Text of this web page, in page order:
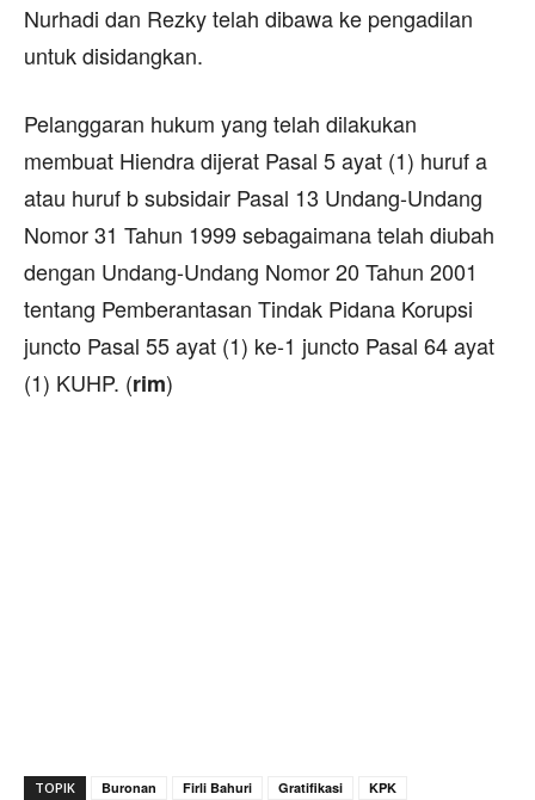
Nurhadi dan Rezky telah dibawa ke pengadilan
untuk disidangkan.
Pelanggaran hukum yang telah dilakukan
membuat Hiendra dijerat Pasal 5 ayat (1) huruf a
atau huruf b subsidair Pasal 13 Undang-Undang
Nomor 31 Tahun 1999 sebagaimana telah diubah
dengan Undang-Undang Nomor 20 Tahun 2001
tentang Pemberantasan Tindak Pidana Korupsi
juncto Pasal 55 ayat (1) ke-1 juncto Pasal 64 ayat
(1) KUHP. (rim)
TOPIK Buronan Firli Bahuri Gratifikasi KPK